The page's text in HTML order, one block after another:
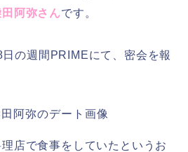
田阿弥さんです。
の週間PRIMEにて、密会を報
店で食事をしていたというお